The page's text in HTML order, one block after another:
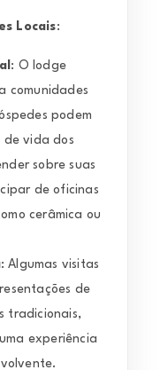
Locais:
: O lodge
comunidades
podem
de vida dos
sobre suas
de oficinas
cerâmica ou
: Algumas visitas
de
tradicionais,
experiência